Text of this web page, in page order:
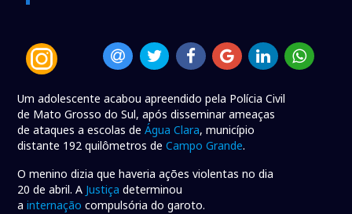
Um adolescente acabou apreendido pela Polícia Civil
de Mato Grosso do Sul, após disseminar ameaças
de ataques a escolas deÁgua Clara, município
distante 192 quilômetros deCampo Grande.
O menino dizia que haveria ações violentas no dia
20 de abril. A Justiça determinou
ainternação compulsória do garoto.